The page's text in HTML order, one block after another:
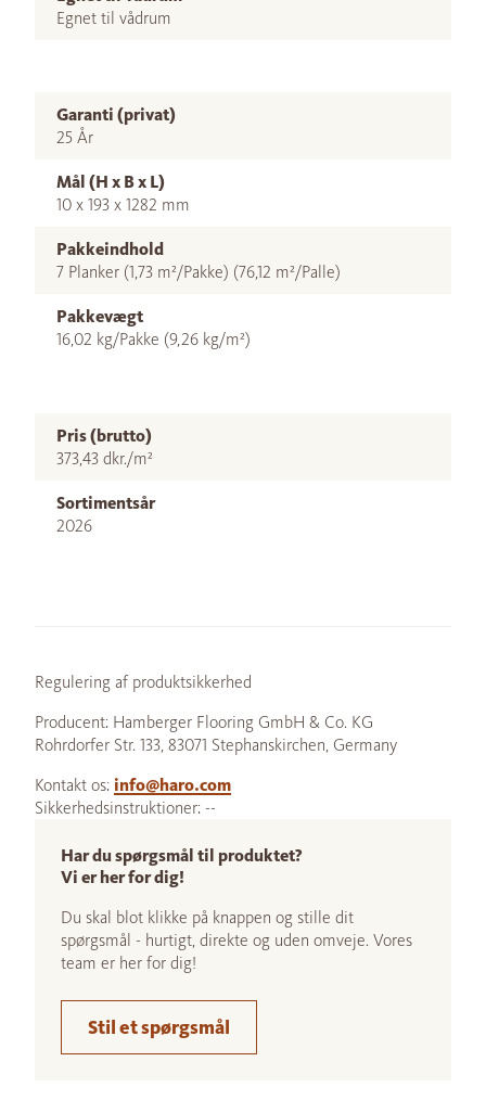
Egnet til vådrum
Garanti (privat)
25 År
Mål (H x B x L)
10 x 193 x 1282 mm
Pakkeindhold
7 Planker (1,73 m²/Pakke) (76,12 m²/Palle)
Pakkevægt
16,02 kg/Pakke (9,26 kg/m²)
Pris (brutto)
373,43 dkr./m²
Sortimentsår
2026
Regulering af produktsikkerhed
Producent: Hamberger Flooring GmbH & Co. KG
Rohrdorfer Str. 133, 83071 Stephanskirchen, Germany
Kontakt os: info@haro.com
Sikkerhedsinstruktioner: --
Har du spørgsmål til produktet?
Vi er her for dig!
Du skal blot klikke på knappen og stille dit
spørgsmål - hurtigt, direkte og uden omveje. Vores
team er her for dig!
Stil et spørgsmål